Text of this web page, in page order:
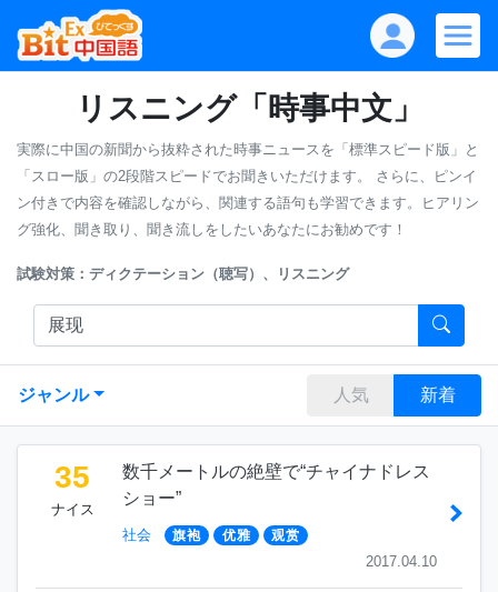
リスニング「時事中文」
実際に中国の新聞から抜粋された時事ニュースを「標準スピード版」と
「スロー版」の2段階スピードでお聞きいただけます。
さらに、ピンイ
ン付きで内容を確認しながら、関連する語句も学習できます。ヒアリン
グ強化、聞き取り、聞き流しをしたいあなたにお勧めです！
試験対策：ディクテーション（聴写）、リスニング
ジャンル 人気 新着
35
ナイス
数千メートルの絶壁で“チャイナドレス
ショー”
社会 旗袍 优雅 观赏
2017.04.10